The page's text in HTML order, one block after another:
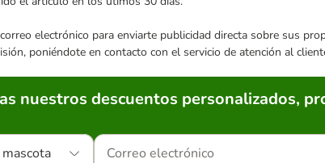
electrónico para enviarte publicidad directa sobre sus
poniéndote en contacto con el servicio de atención al
nuestros descuentos personalizados,